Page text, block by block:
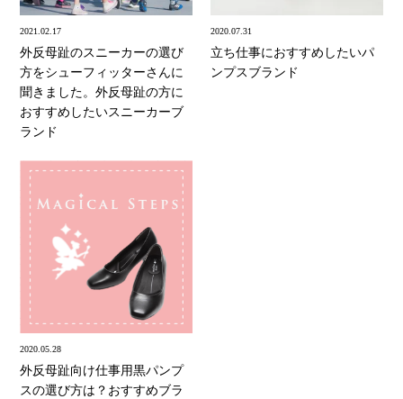
2021.02.17
外反母趾のスニーカーの選び
方をシューフィッターさんに
聞きました。外反母趾の方に
おすすめしたいスニーカーブ
ランド
2020.07.31
立ち仕事におすすめしたいパ
ンプスブランド
2020.05.28
外反母趾向け仕事用黒パンプ
スの選び方は？おすすめブラ